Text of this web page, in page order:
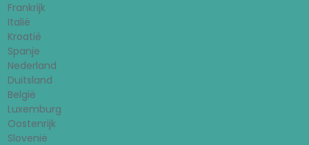
Frankrijk
Italië
Kroatië
Spanje
Nederland
Duitsland
België
Luxemburg
Oostenrijk
Slovenië